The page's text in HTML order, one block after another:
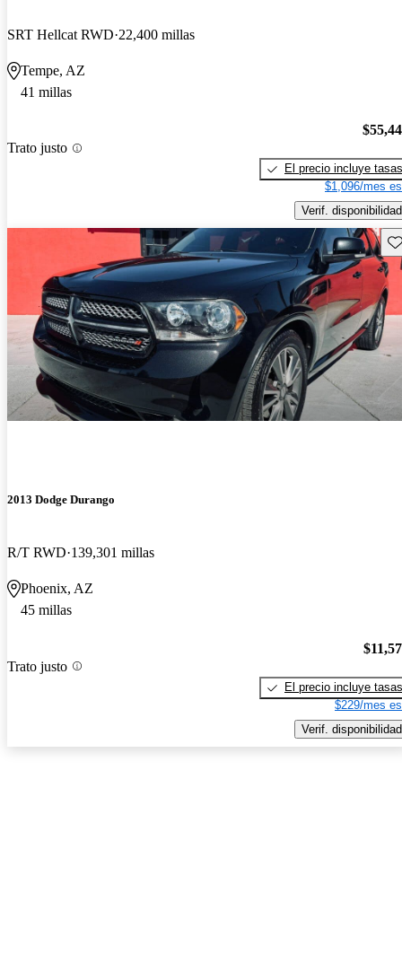
SRT Hellcat RWD 22,400 millas
Tempe, AZ
41 millas
Trato justo
El precio incluye tasas
$1,096/mes
Verif. disponibilidad
2013 Dodge Durango
R/T RWD 139,301 millas
Phoenix, AZ
45 millas
Trato justo
El precio incluye tasas
$229/mes
Verif. disponibilidad